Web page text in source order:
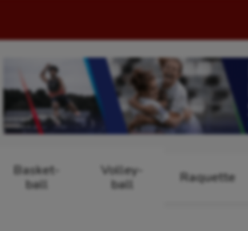
Basket-
ball
Volley-
ball
Raquette